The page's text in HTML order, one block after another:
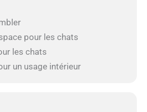
pour les chats
les chats
un usage intérieur